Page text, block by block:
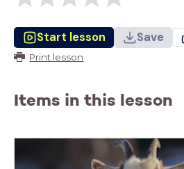
Start lesson Save
Print lesson
Items in this lesson